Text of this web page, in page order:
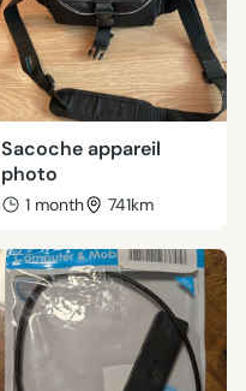
Sacoche appareil
photo
1 month 741km